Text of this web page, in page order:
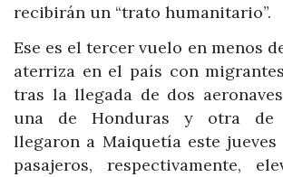
recibirán un “trato humanitario”.
Ese es el tercer vuelo en menos
aterriza en el país con
tras la llegada de dos
una de Honduras y otra de
llegaron a Maiquetía este jueves
pasajeros, respectivamente,